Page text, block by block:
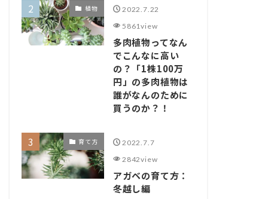
植物 2022.7.22
5861view
多肉植物ってなん
でこんなに高い
の？「1株100万
円」の多肉植物は
誰がなんのために
買うのか？！
育て方 2022.7.7
2842view
アガベの育て方：
冬越し編